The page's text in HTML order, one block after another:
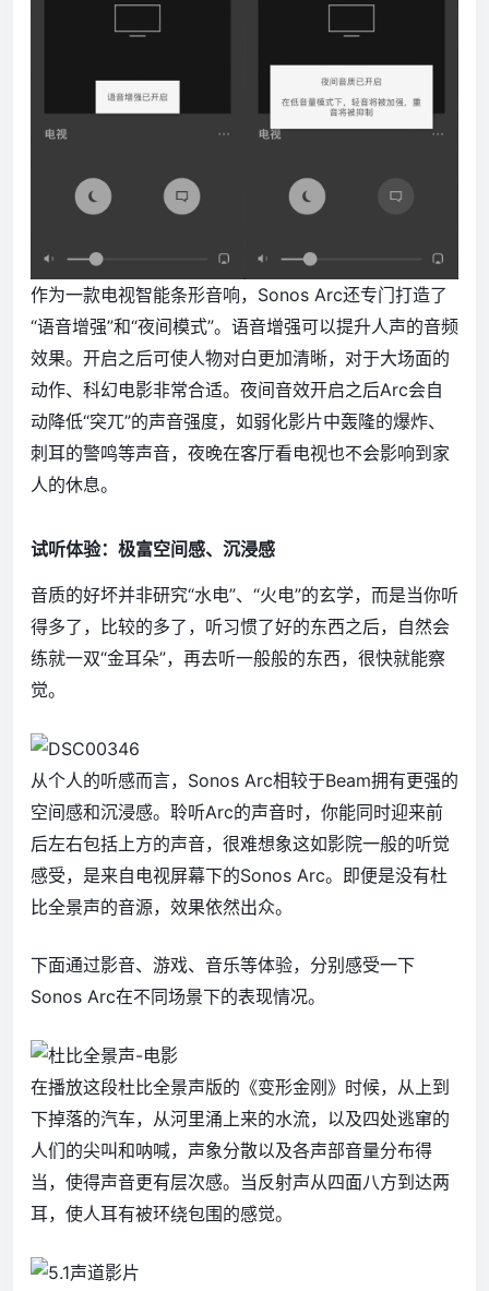
作为一款电视智能条形音响，Sonos Arc还专门打造了
“语音增强”和“夜间模式”。语音增强可以提升人声的音频
效果。开启之后可使人物对白更加清晰，对于大场面的
动作、科幻电影非常合适。夜间音效开启之后Arc会自
动降低“突兀”的声音强度，如弱化影片中轰隆的爆炸、
刺耳的警鸣等声音，夜晚在客厅看电视也不会影响到家
人的休息。
试听体验：极富空间感、沉浸感
音质的好坏并非研究“水电”、“火电”的玄学，而是当你听
得多了，比较的多了，听习惯了好的东西之后，自然会
练就一双“金耳朵”，再去听一般般的东西，很快就能察
觉。
从个人的听感而言，Sonos Arc相较于Beam拥有更强的
空间感和沉浸感。聆听Arc的声音时，你能同时迎来前
后左右包括上方的声音，很难想象这如影院一般的听觉
感受，是来自电视屏幕下的Sonos Arc。即便是没有杜
比全景声的音源，效果依然出众。
下面通过影音、游戏、音乐等体验，分别感受一下
Sonos Arc在不同场景下的表现情况。
在播放这段杜比全景声版的《变形金刚》时候，从上到
下掉落的汽车，从河里涌上来的水流，以及四处逃窜的
人们的尖叫和呐喊，声象分散以及各声部音量分布得
当，使得声音更有层次感。当反射声从四面八方到达两
耳，使人耳有被环绕包围的感觉。